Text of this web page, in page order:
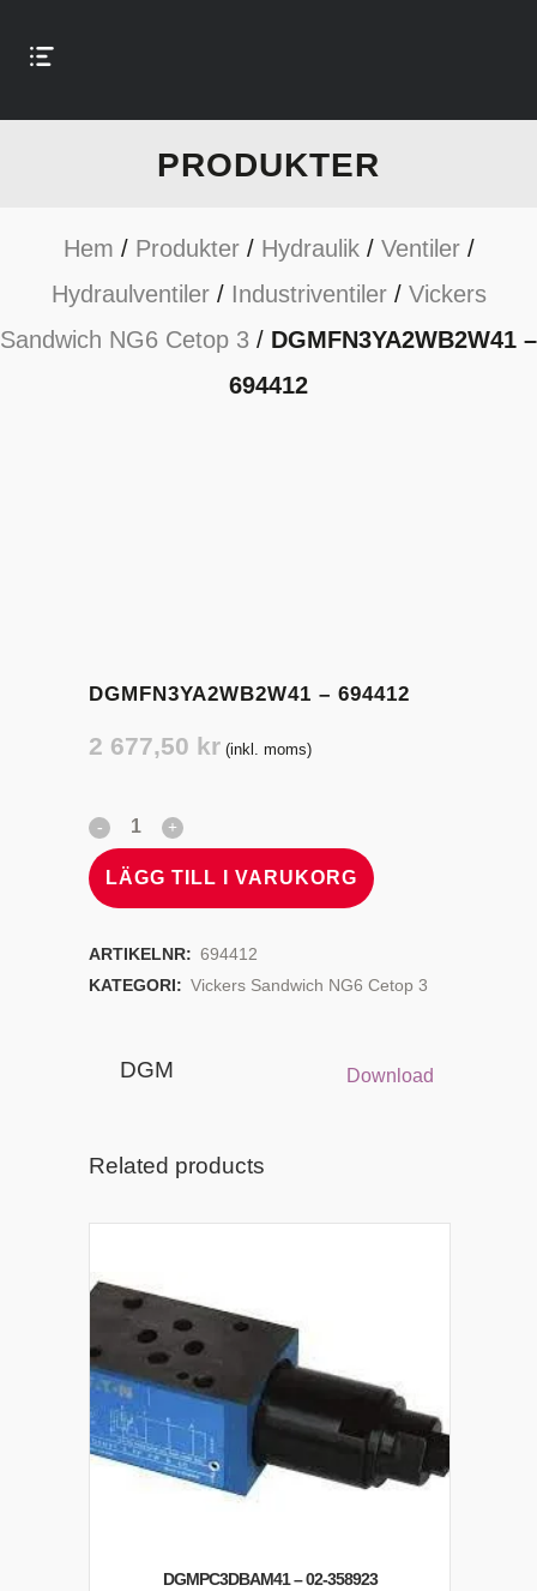
PRODUKTER
Hem / Produkter/ Hydraulik/ Ventiler/
Hydraulventiler/ Industriventiler/ Vickers
Sandwich NG6 Cetop 3 / DGMFN3YA2WB2W41 –
694412
DGMFN3YA2WB2W41 – 694412
2 677,50 kr (inkl. moms)
LÄGG TILL I VARUKORG
ARTIKELNR: 694412
KATEGORI: Vickers Sandwich NG6 Cetop 3
DGM Download
Related products
DGMPC3DBAM41 – 02-358923